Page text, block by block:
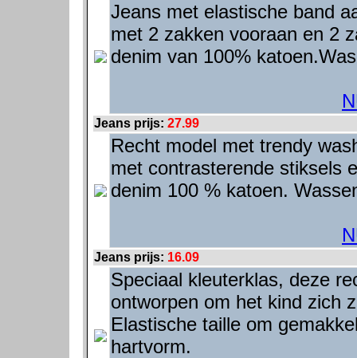
Jeans met elastische band
met 2 zakken vooraan en 2
denim van 100%
Jeans prijs: 27.99
Recht model met trendy
met contrasterende stiksels
denim 100 % katoen.
Jeans prijs: 16.09
Speciaal kleuterklas, deze
ontworpen om het kind zich
Elastische taille om
hartvorm.